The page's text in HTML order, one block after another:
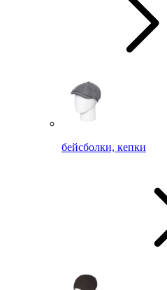
бейсболки, кепки